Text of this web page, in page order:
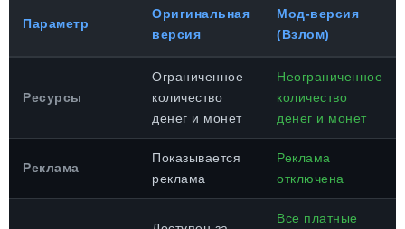
Параметр
Оригинальная
версия
Мод-версия
(Взлом)
Ресурсы
Ограниченное
количество
денег и монет
Неограниченное
количество
денег и монет
Реклама
Показывается
реклама
Реклама
отключена
Все платные